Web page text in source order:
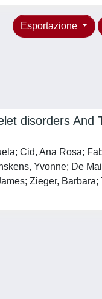
Esportazione
disorders And
Cid, Ana Rosa;
Yvonne; De
Zieger, Barbara;